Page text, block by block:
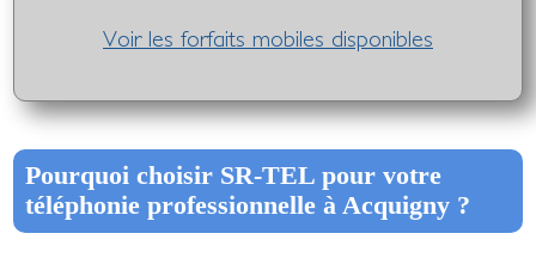
Voir les forfaits mobiles disponibles
Pourquoi choisir SR-TEL pour votre
téléphonie professionnelle à Acquigny ?